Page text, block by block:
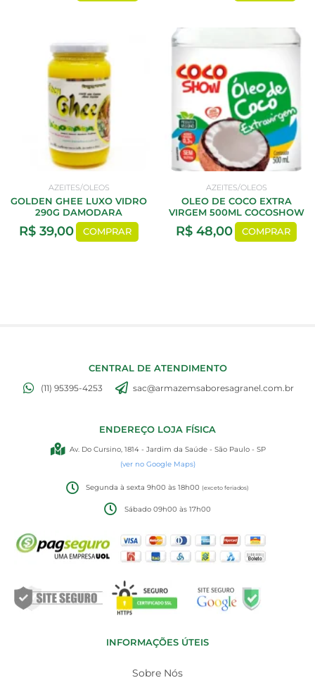
AZEITES/OLEOS
GOLDEN GHEE LUXO VIDRO
290G DAMODARA
R$ 39,00 COMPRAR
AZEITES/OLEOS
OLEO DE COCO EXTRA
VIRGEM 500ML COCOSHOW
R$48,00 COMPRAR
CENTRAL DE ATENDIMENTO
(11) 95395-4253 sac@armazemsaboresagranel.com.br
ENDEREÇO LOJA FÍSICA
Av. Do Cursino, 1814 - Jardim da Saúde - São Paulo - SP
(ver no Google Maps)
Segunda à sexta 9h00 às 18h00(exceto feriados)
Sábado 09h00 às 17h00
INFORMAÇÕES ÚTEIS
Sobre Nós